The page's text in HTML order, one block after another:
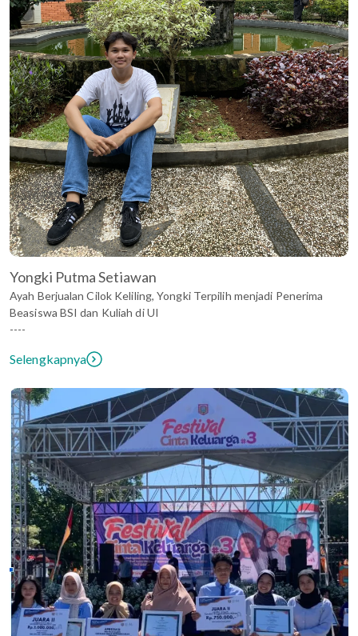
Yongki Putma Setiawan
Ayah Berjualan Cilok Keliling, Yongki Terpilih menjadi Penerima
Beasiswa BSI dan Kuliah di UI
----
Selengkapnya